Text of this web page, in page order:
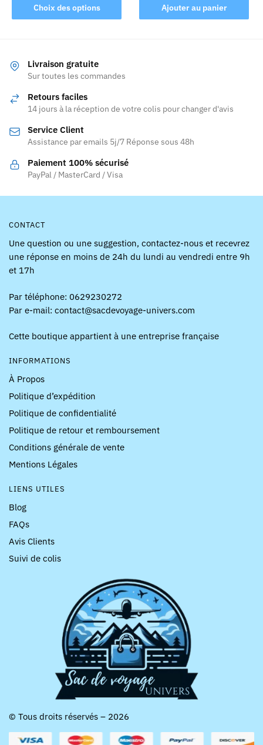
Choix des options
produit
variations.
Les
peuvent
choisies
sur
la
page
Ajouter au panier
Livraison gratuite
Sur toutes les commandes
Retours faciles
14 jours à la réception de votre colis pour changer d'avis
Service Client
Assistance par emails 5j/7 Réponse sous 48h
Paiement 100% sécurisé
PayPal / MasterCard / Visa
CONTACT
Une question ou une suggestion, contactez-nous et recevrez
une réponse en moins de 24h du lundi au vendredi entre 9h
et 17h
Par téléphone: 0629230272
Par e-mail: contact@sacdevoyage-univers.com
Cette boutique appartient à une entreprise française
INFORMATIONS
À Propos
Politique d’expédition
Politique de confidentialité
Politique de retour et remboursement
Conditions générale de vente
Mentions Légales
LIENS UTILES
Blog
FAQs
Avis Clients
Suivi de colis
© Tous droits réservés – 2026